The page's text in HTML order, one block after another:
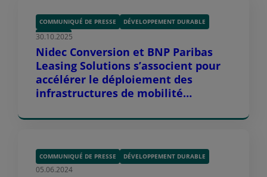
COMMUNIQUÉ DE PRESSE
DÉVELOPPEMENT DURABLE
MOBILITÉ
30.10.2025
Nidec Conversion et BNP Paribas
Leasing Solutions s’associent pour
accélérer le déploiement des
infrastructures de mobilité
COMMUNIQUÉ DE PRESSE DÉVELOPPEMENT DURABLE
05.06.2024